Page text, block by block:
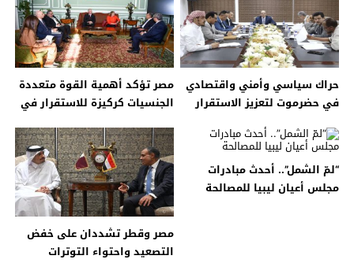
حراك سياسي وأمني واقتصادي
في حضرموت لتعزيز الاستقرار
مصر تؤكد أهمية القوة متعددة
الجنسيات كركيزة للاستقرار في
“لمّ الشمل”.. أحدث مبادرات
مجلس أعيان ليبيا للمصالحة
مصر وقطر تشددان على خفض
التصعيد واحتواء التوترات